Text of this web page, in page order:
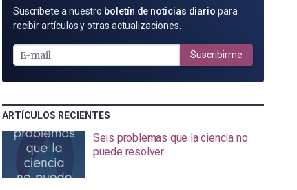
SUSCRÍBETE
POR
MAIL
Suscríbete a nuestro boletín de noticias diario para
recibir artículos y otras actualizaciones.
Suscribirme
ARTÍCULOS RECIENTES
Seis problemas que la ciencia no
puede resolver